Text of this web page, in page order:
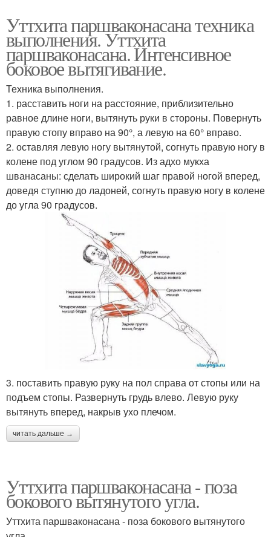
Уттхита паршваконасана техника
выполнения. Уттхита
паршваконасана. Интенсивное
боковое вытягивание.
Техника выполнения.
1. расставить ноги на расстояние, приблизительно
равное длине ноги, вытянуть руки в стороны. Повернуть
правую стопу вправо на 90°, а левую на 60° вправо.
2. оставляя левую ногу вытянутой, согнуть правую ногу в
колене под углом 90 градусов. Из адхо мукха
шванасаны: сделать широкий шаг правой ногой вперед,
доведя ступню до ладоней, согнуть правую ногу в колене
до угла 90 градусов.
3. поставить правую руку на пол справа от стопы или на
подъем стопы. Развернуть грудь влево. Левую руку
вытянуть вперед, накрыв ухо плечом.
читать дальше →
Уттхита паршваконасана - поза
бокового вытянутого угла.
Уттхита паршваконасана - поза бокового вытянутого